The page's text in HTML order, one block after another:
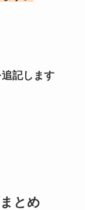
記します
とめ